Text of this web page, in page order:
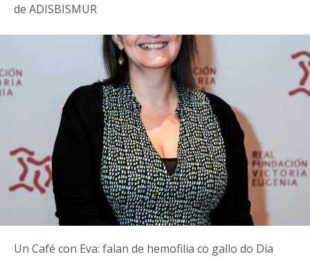
de ADISBISMUR
Un Café con Eva: falan de hemofilia co gallo do Día